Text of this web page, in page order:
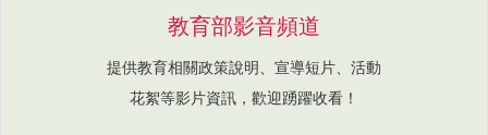
教育部影音頻道
提供教育相關政策說明、宣導短片、活動
花絮等影片資訊，歡迎踴躍收看！